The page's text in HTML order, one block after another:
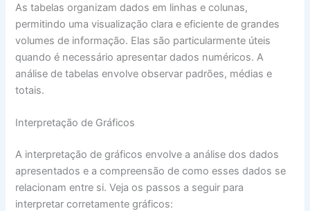
As tabelas organizam dados em linhas e colunas,
permitindo uma visualização clara e eficiente de grandes
volumes de informação. Elas são particularmente úteis
quando é necessário apresentar dados numéricos. A
análise de tabelas envolve observar padrões, médias e
totais.
Interpretação de Gráficos
A interpretação de gráficos envolve a análise dos dados
apresentados e a compreensão de como esses dados se
relacionam entre si. Veja os passos a seguir para
interpretar corretamente gráficos: